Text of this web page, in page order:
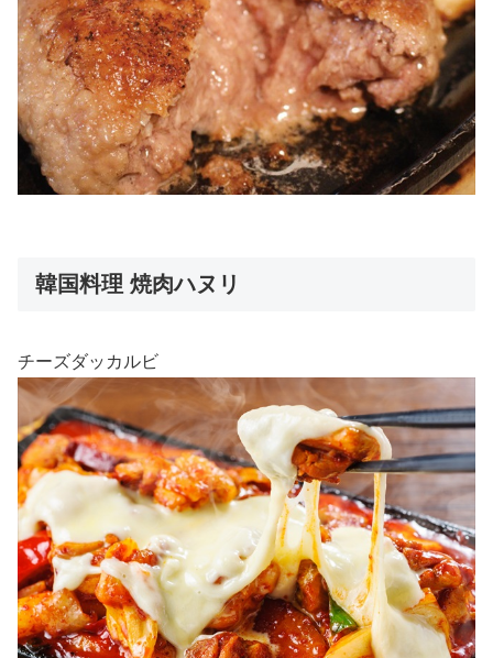
韓国料理 焼肉ハヌリ
チーズダッカルビ